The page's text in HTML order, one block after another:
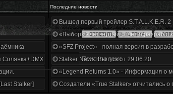
Последние новости
Солянка+DMX 1.3.5.ООП.МА.К.
Stalker]
Вышел первый трейлер S.T.A.L.K.E.R. 2
«Выбор» - четвертый отчет о
«SFZ Project» - полная версия в
Stalker News. Выпуск от 29.06.20
«Legend Returns 1.0» - Информация о
Создатели «True Stalker» отчитались о